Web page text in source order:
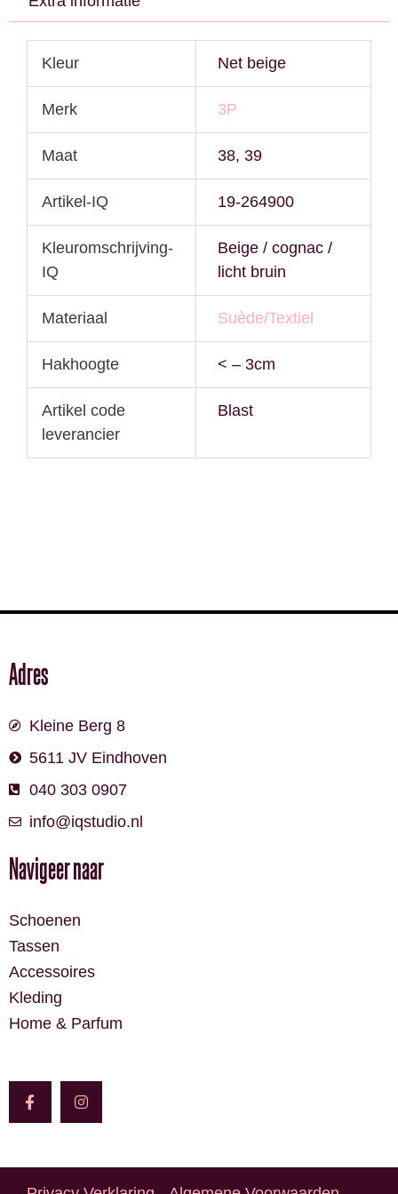
Kleur Net beige
Merk 3P
Maat 38, 39
Artikel-IQ 19-264900
Kleuromschrijving-
IQ
Beige / cognac /
licht bruin
Materiaal Suède/Textiel
Hakhoogte < – 3cm
Artikel code
leverancier
Blast
Adres
Kleine Berg 8
5611 JV Eindhoven
040 303 0907
info@iqstudio.nl
Navigeer naar
Schoenen
Tassen
Accessoires
Kleding
Home & Parfum
c
e
b
k
t
a
a